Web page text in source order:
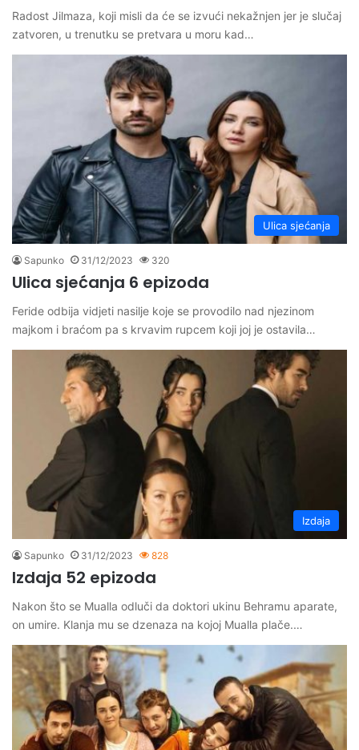
Radost Jilmaza, koji misli da će se izvući nekažnjen jer je slučaj
zatvoren, u trenutku se pretvara u moru kad…
Ulica sjećanja
Sapunko 31/12/2023 320
Ulica sjećanja 6 epizoda
Feride odbija vidjeti nasilje koje se provodilo nad njezinom
majkom i braćom pa s krvavim rupcem koji joj je ostavila…
Izdaja
Sapunko 31/12/2023 828
Izdaja 52 epizoda
Nakon što se Mualla odluči da doktori ukinu Behramu aparate,
on umire. Klanja mu se dzenaza na kojoj Mualla plače.…